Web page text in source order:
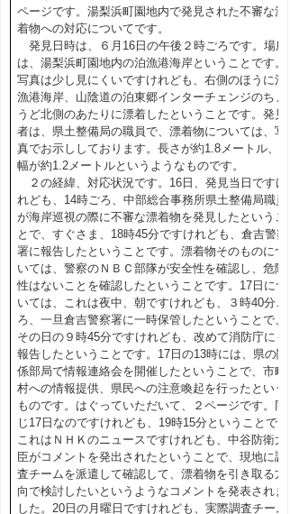
ページです。湯梨浜町園地内で発見された不審な漂
着物への対応についてです。
発見日時は、６月16日の午後２時ごろです。場所
は、湯梨浜町園地内の泊漁港海岸ということです。
写真は少し見にくいですけれども、右側のほうに泊
漁港海岸、山陰道の泊東郷インターチェンジのちょ
うど北側のあたりに漂着したということです。発見
者は、県土整備局の職員で、漂着物については、写
真でお示ししております。長さが約1.8メートル、
幅が約1.2メートルというようなものです。
２の経緯、対応状況です。16日、発見当日ですけ
れども、14時ごろ、中部総合事務所県土整備局職員
が海岸巡視の際に不審な漂着物を発見したというこ
とで、すぐさま、18時45分ですけれども、倉吉警察
署に報告したということです。漂着物そのものにつ
いては、警察のＮＢＣ部隊が安全性を確認し、危険
性はないことを確認したということです。17日につ
いては、これは夜中、朝ですけれども、３時40分ご
ろ、一旦倉吉警察署に一時保管したということで、
その日の９時45分ですけれども、改めて消防庁にも
報告したということです。17日の13時には、県の関
係部局で情報連絡会を開催したということで、市町
村への情報提供、県民への注意喚起を行ったという
ものです。はぐっていただいて、２ページです。同
じ17日なのですけれども、19時15分ということで、
これはＮＨＫのニュースですけれども、中谷防衛大
臣がコメントを発出されたということで、現地に調
査チームを派遣して確認して、漂着物を引き取る方
向で検討したいというようなコメントを発表されま
した。20日の月曜日ですけれども、実際調査チーム